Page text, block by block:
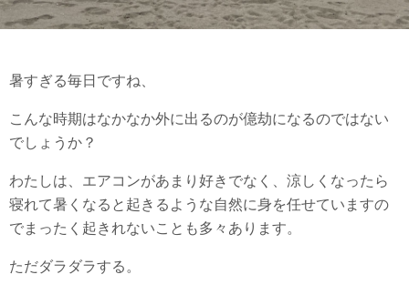
暑すぎる毎日ですね、
こんな時期はなかなか外に出るのが億劫になるのではない
でしょうか？
わたしは、エアコンがあまり好きでなく、涼しくなったら
寝れて暑くなると起きるような自然に身を任せていますの
でまったく起きれないことも多々あります。
ただダラダラする。